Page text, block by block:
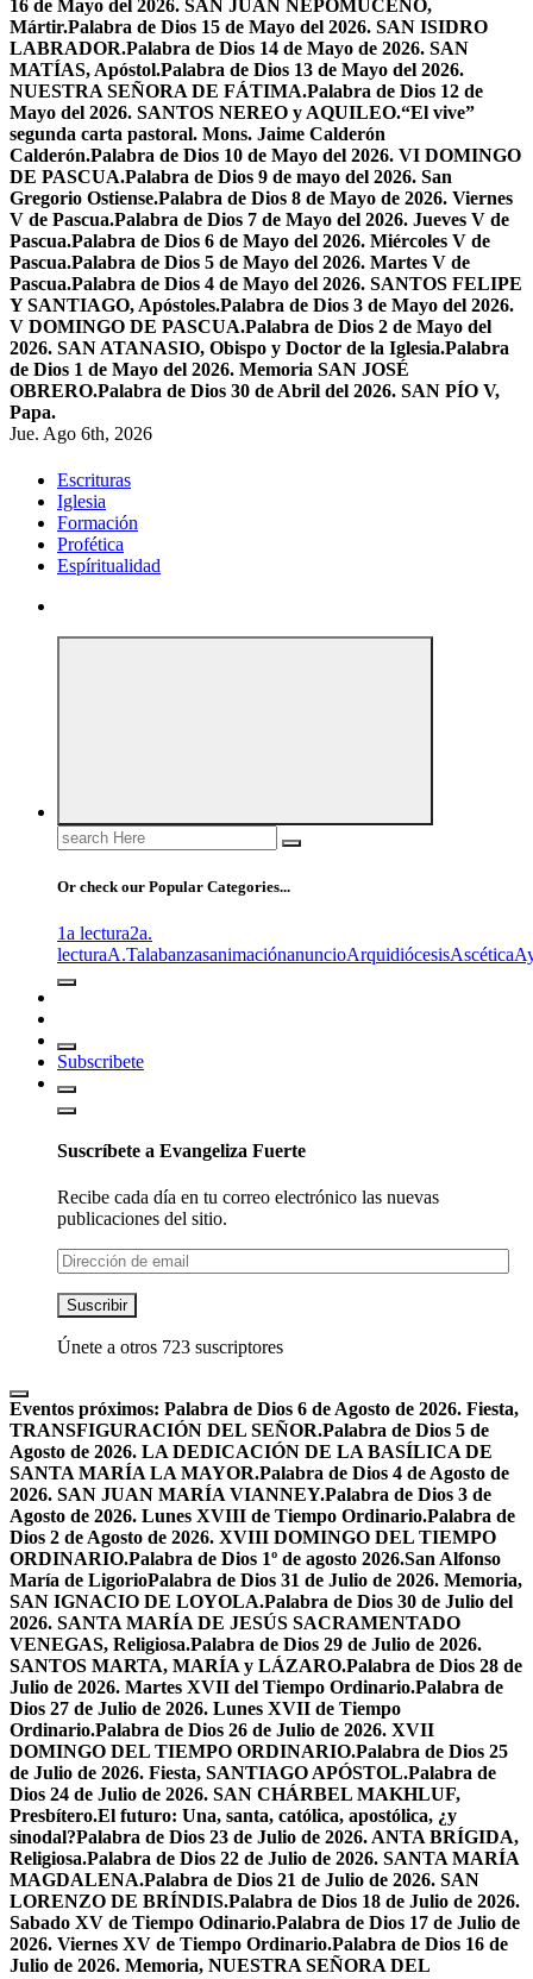
16 de Mayo del 2026. SAN JUAN NEPOMUCENO,
Mártir.Palabra de Dios 15 de Mayo del 2026. SAN ISIDRO
LABRADOR.Palabra de Dios 14 de Mayo de 2026. SAN
MATÍAS, Apóstol.Palabra de Dios 13 de Mayo del 2026.
NUESTRA SEÑORA DE FÁTIMA.Palabra de Dios 12 de
Mayo del 2026. SANTOS NEREO y AQUILEO.“El vive”
segunda carta pastoral. Mons. Jaime Calderón
Calderón.Palabra de Dios 10 de Mayo del 2026. VI DOMINGO
DE PASCUA.Palabra de Dios 9 de mayo del 2026. San
Gregorio Ostiense.Palabra de Dios 8 de Mayo de 2026. Viernes
V de Pascua.Palabra de Dios 7 de Mayo del 2026. Jueves V de
Pascua.Palabra de Dios 6 de Mayo del 2026. Miércoles V de
Pascua.Palabra de Dios 5 de Mayo del 2026. Martes V de
Pascua.Palabra de Dios 4 de Mayo del 2026. SANTOS FELIPE
Y SANTIAGO, Apóstoles.Palabra de Dios 3 de Mayo del 2026.
V DOMINGO DE PASCUA.Palabra de Dios 2 de Mayo del
2026. SAN ATANASIO, Obispo y Doctor de la Iglesia.Palabra
de Dios 1 de Mayo del 2026. Memoria SAN JOSÉ
OBRERO.Palabra de Dios 30 de Abril del 2026. SAN PÍO V,
Papa.
Jue. Ago 6th, 2026
Escrituras
Iglesia
Formación
Profética
Espíritualidad
Search
for:
Or check our Popular Categories...
1a lectura2a.
lecturaA.TalabanzasanimaciónanuncioArquidiócesisAscética
Subscribete
Suscríbete a Evangeliza Fuerte
Recibe cada día en tu correo electrónico las nuevas
publicaciones del sitio.
Dirección
de
email
Suscribir
Únete a otros 723 suscriptores
Eventos próximos: Palabra de Dios 6 de Agosto de 2026. Fiesta,
TRANSFIGURACIÓN DEL SEÑOR.Palabra de Dios 5 de
Agosto de 2026. LA DEDICACIÓN DE LA BASÍLICA DE
SANTA MARÍA LA MAYOR.Palabra de Dios 4 de Agosto de
2026. SAN JUAN MARÍA VIANNEY.Palabra de Dios 3 de
Agosto de 2026. Lunes XVIII de Tiempo Ordinario.Palabra de
Dios 2 de Agosto de 2026. XVIII DOMINGO DEL TIEMPO
ORDINARIO.Palabra de Dios 1º de agosto 2026.San Alfonso
María de LigorioPalabra de Dios 31 de Julio de 2026. Memoria,
SAN IGNACIO DE LOYOLA.Palabra de Dios 30 de Julio del
2026. SANTA MARÍA DE JESÚS SACRAMENTADO
VENEGAS, Religiosa.Palabra de Dios 29 de Julio de 2026.
SANTOS MARTA, MARÍA y LÁZARO.Palabra de Dios 28 de
Julio de 2026. Martes XVII del Tiempo Ordinario.Palabra de
Dios 27 de Julio de 2026. Lunes XVII de Tiempo
Ordinario.Palabra de Dios 26 de Julio de 2026. XVII
DOMINGO DEL TIEMPO ORDINARIO.Palabra de Dios 25
de Julio de 2026. Fiesta, SANTIAGO APÓSTOL.Palabra de
Dios 24 de Julio de 2026. SAN CHÁRBEL MAKHLUF,
Presbítero.El futuro: Una, santa, católica, apostólica, ¿y
sinodal?Palabra de Dios 23 de Julio de 2026. ANTA BRÍGIDA,
Religiosa.Palabra de Dios 22 de Julio de 2026. SANTA MARÍA
MAGDALENA.Palabra de Dios 21 de Julio de 2026. SAN
LORENZO DE BRÍNDIS.Palabra de Dios 18 de Julio de 2026.
Sabado XV de Tiempo Odinario.Palabra de Dios 17 de Julio de
2026. Viernes XV de Tiempo Ordinario.Palabra de Dios 16 de
Julio de 2026. Memoria, NUESTRA SEÑORA DEL